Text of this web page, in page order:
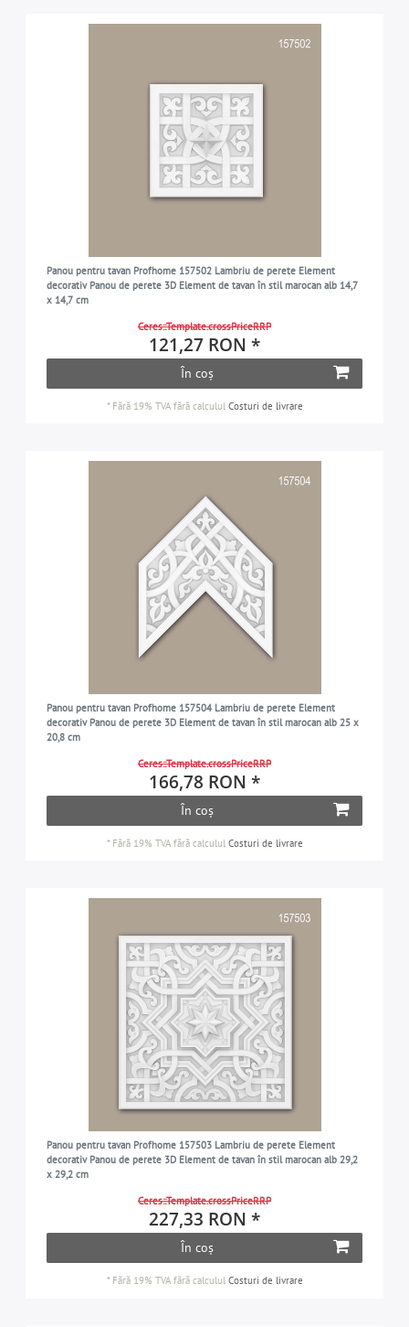
Panou pentru tavan Profhome 157502 Lambriu de perete Element
decorativ Panou de perete 3D Element de tavan în stil marocan alb 14,7
x 14,7 cm
Ceres::Template.crossPriceRRP
121,27 RON *
În coș
* Fără 19% TVAfără calculul Costuri de livrare
Panou pentru tavan Profhome 157504 Lambriu de perete Element
decorativ Panou de perete 3D Element de tavan în stil marocan alb 25 x
20,8 cm
Ceres::Template.crossPriceRRP
166,78 RON *
În coș
* Fără 19% TVAfără calculul Costuri de livrare
Panou pentru tavan Profhome 157503 Lambriu de perete Element
decorativ Panou de perete 3D Element de tavan în stil marocan alb 29,2
x 29,2 cm
Ceres::Template.crossPriceRRP
227,33 RON *
În coș
* Fără 19% TVAfără calculul Costuri de livrare